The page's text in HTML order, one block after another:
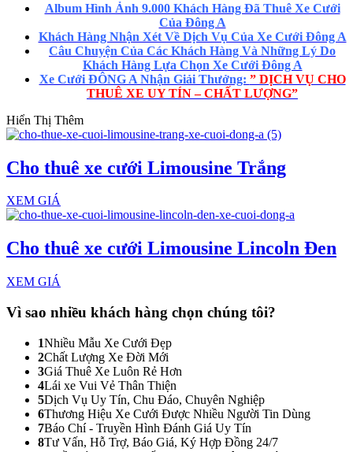
Album Hình Ảnh 9.000 Khách Hàng Đã Thuê Xe Cưới
Của Đông A
Khách Hàng Nhận Xét Về Dịch Vụ Của Xe Cưới Đông A
Câu Chuyện Của Các Khách Hàng Và Những Lý Do
Khách Hàng Lựa Chọn Xe Cưới Đông A
Xe Cưới ĐÔNG A Nhận Giải Thưởng: ” DỊCH VỤ CHO
THUÊ XE UY TÍN – CHẤT LƯỢNG”
Hiển Thị Thêm
Cho thuê xe cưới Limousine Trắng
XEM GIÁ
Cho thuê xe cưới Limousine Lincoln Đen
XEM GIÁ
Vì sao nhiều khách hàng chọn chúng tôi?
1Nhiều Mẫu Xe Cưới Đẹp
2Chất Lượng Xe Đời Mới
3Giá Thuê Xe Luôn Rẻ Hơn
4Lái xe Vui Vẻ Thân Thiện
5Dịch Vụ Uy Tín, Chu Đáo, Chuyên Nghiệp
6Thương Hiệu Xe Cưới Được Nhiều Người Tin Dùng
7Báo Chí - Truyền Hình Đánh Giá Uy Tín
8Tư Vấn, Hỗ Trợ, Báo Giá, Ký Hợp Đồng 24/7